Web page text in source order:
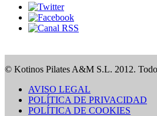
© Kotinos Pilates A&M S.L. 2012.
AVISO LEGAL
POLÍTICA DE PRIVACIDAD
POLÍTICA DE COOKIES